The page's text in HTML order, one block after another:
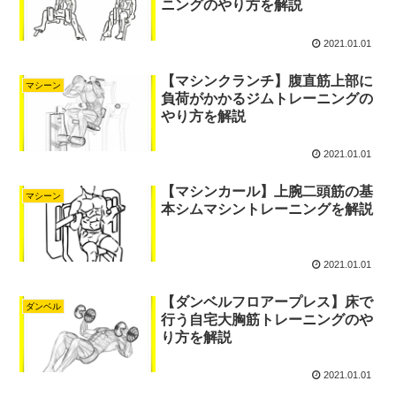
ニングのやり方を解説
2021.01.01
マシーン
【マシンクランチ】腹直筋上部に
負荷がかかるジムトレーニングの
やり方を解説
2021.01.01
マシーン
【マシンカール】上腕二頭筋の基
本シムマシントレーニングを解説
2021.01.01
ダンベル
【ダンベルフロアープレス】床で
行う自宅大胸筋トレーニングのや
り方を解説
2021.01.01